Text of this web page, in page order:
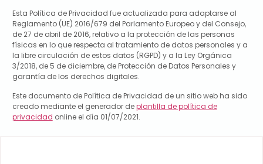
Esta Política de Privacidad fue actualizada para adaptarse al
Reglamento (UE) 2016/679 del Parlamento Europeo y del Consejo,
de 27 de abril de 2016, relativo a la protección de las personas
físicas en lo que respecta al tratamiento de datos personales y a
la libre circulación de estos datos (RGPD) y a la Ley Orgánica
3/2018, de 5 de diciembre, de Protección de Datos Personales y
garantía de los derechos digitales.
Este documento de Política de Privacidad de un sitio web ha sido
creado mediante el generador deplantilla de política de
privacidad online el día 01/07/2021.